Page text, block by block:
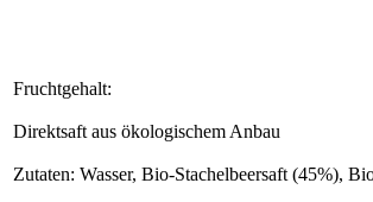
Fruchtgehalt:
Direktsaft aus ökologischem Anbau
Zutaten: Wasser, Bio-Stachelbeersaft (45%),